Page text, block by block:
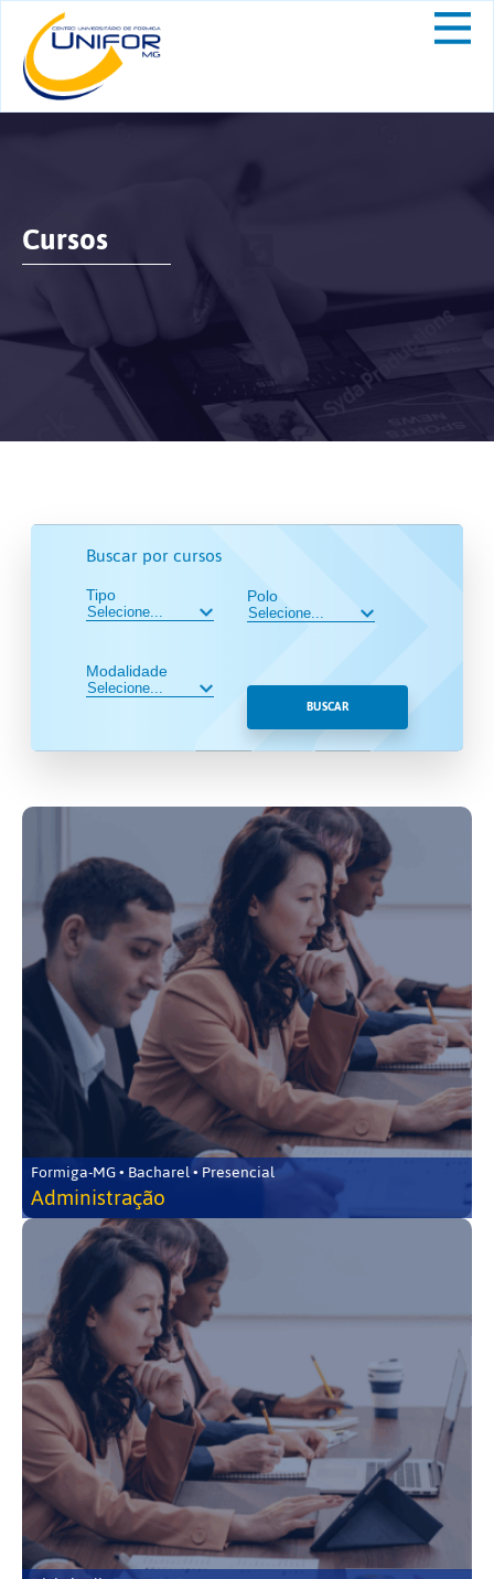
Cursos
Buscar por cursos
Tipo
Modalidade
Polo
BUSCAR
Formiga-MG • Bacharel • Presencial
Administração